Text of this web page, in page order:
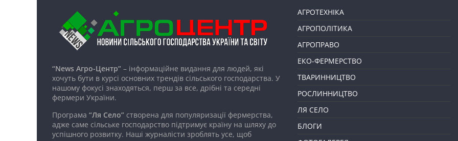
“News Агро-Центр” – інформаційне видання для людей, які
хочуть бути в курсі основних трендів сільського господарства. У
нашому фокусі знаходяться, перш за все, дрібні та середні
фермери України.
Програма “Ля Село” створена для популяризації фермерства,
адже саме сільське господарство підтримує країну на шляху до
успішного розвитку. Наші журналісти зроблять усе, щоб
АГРОТЕХНІКА
АГРОПОЛІТИКА
АГРОПРАВО
ЕКО-ФЕРМЕРСТВО
ТВАРИННИЦТВО
РОСЛИННИЦТВО
ЛЯ СЕЛО
БЛОГИ